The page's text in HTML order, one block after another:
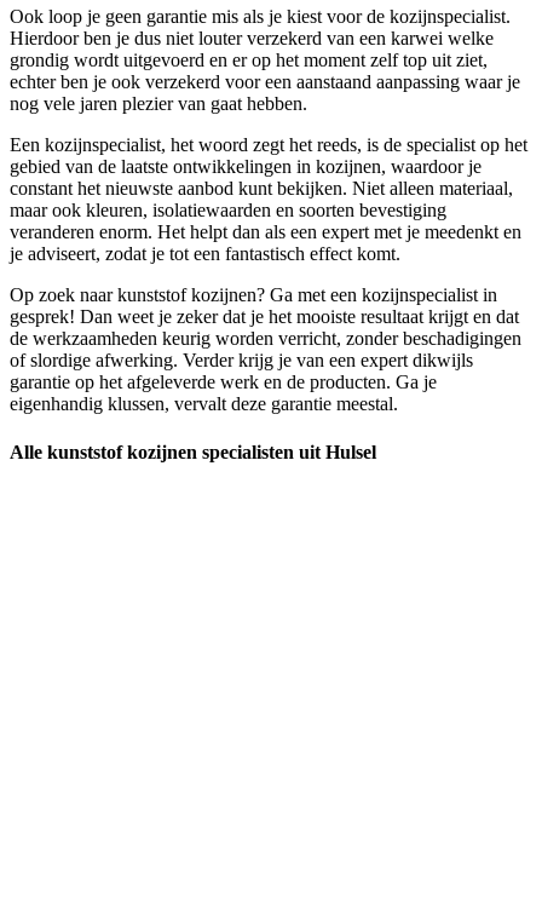
Ook loop je geen garantie mis als je kiest voor de kozijnspecialist.
Hierdoor ben je dus niet louter verzekerd van een karwei welke
grondig wordt uitgevoerd en er op het moment zelf top uit ziet,
echter ben je ook verzekerd voor een aanstaand aanpassing waar je
nog vele jaren plezier van gaat hebben.
Een kozijnspecialist, het woord zegt het reeds, is de specialist op het
gebied van de laatste ontwikkelingen in kozijnen, waardoor je
constant het nieuwste aanbod kunt bekijken. Niet alleen materiaal,
maar ook kleuren, isolatiewaarden en soorten bevestiging
veranderen enorm. Het helpt dan als een expert met je meedenkt en
je adviseert, zodat je tot een fantastisch effect komt.
Op zoek naar kunststof kozijnen? Ga met een kozijnspecialist in
gesprek! Dan weet je zeker dat je het mooiste resultaat krijgt en dat
de werkzaamheden keurig worden verricht, zonder beschadigingen
of slordige afwerking. Verder krijg je van een expert dikwijls
garantie op het afgeleverde werk en de producten. Ga je
eigenhandig klussen, vervalt deze garantie meestal.
Alle kunststof kozijnen specialisten uit Hulsel